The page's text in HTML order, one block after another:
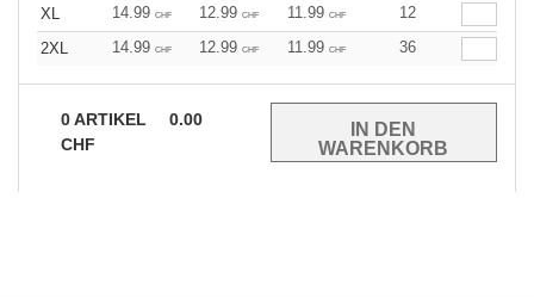
XL
14.99 CHF 12.99 CHF 11.99 CHF
12
2XL
14.99 CHF 12.99 CHF 11.99 CHF 36
0ARTIKEL
0.00
CHF